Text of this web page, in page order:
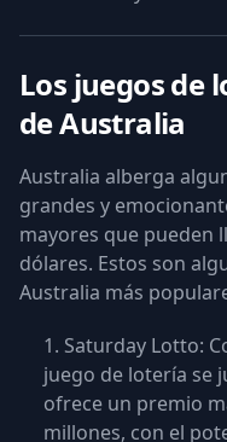
Los juegos de
de Australia
Australia alberga
grandes y
mayores que pueden
dólares. Estos son
Australia más
Saturday Lotto:
juego de lotería se
ofrece un premio
millones, con el